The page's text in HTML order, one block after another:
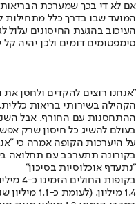
אם לא די בכך שמערכת
המועד שבו בדרך כלל מתחילות
העיכוב בהגעת החיסונים
סימפטומים דומים ולכן יהיה
"אנחנו רוצים להקדים ולחסן
הקהילה בשירותי בריאות
ההתחסנות עם החורף. אבל השנה
בעולם להשיג כל חיסון שרק
על היערכות הקופה אמרה כי
בקורונה תתערבב עם תחלואה
"נתעדף אוכלוסיות בסיכון"
1.4 מיליון. (לעומת כ-1.1 מיליון שניתנו בשנה שעברה)